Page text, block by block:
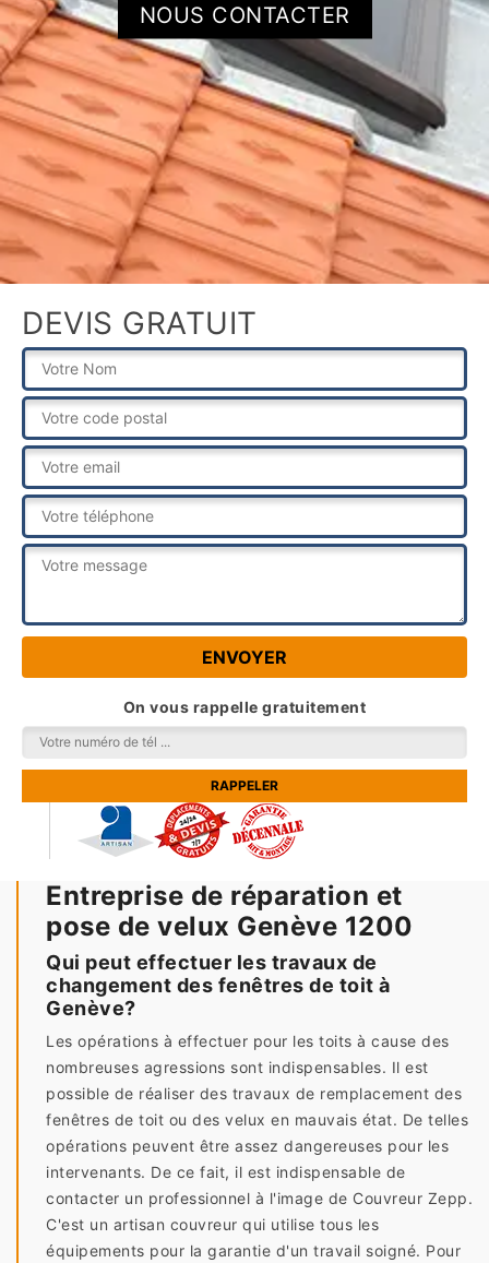
NOUS CONTACTER
DEVIS GRATUIT
On vous rappelle gratuitement
Entreprise de réparation et
pose de velux Genève 1200
Qui peut effectuer les travaux de
changement des fenêtres de toit à
Genève?
Les opérations à effectuer pour les toits à cause des
nombreuses agressions sont indispensables. Il est
possible de réaliser des travaux de remplacement des
fenêtres de toit ou des velux en mauvais état. De telles
opérations peuvent être assez dangereuses pour les
intervenants. De ce fait, il est indispensable de
contacter un professionnel à l'image de Couvreur Zepp.
C'est un artisan couvreur qui utilise tous les
équipements pour la garantie d'un travail soigné. Pour